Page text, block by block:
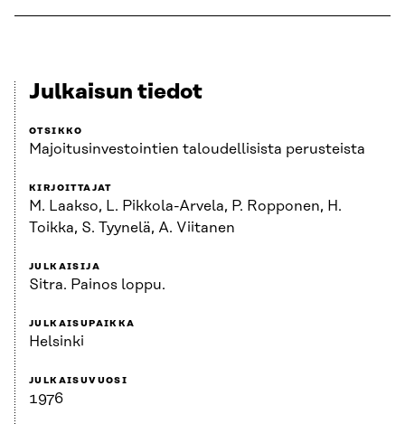
Julkaisun tiedot
OTSIKKO
Majoitusinvestointien taloudellisista perusteista
KIRJOITTAJAT
M. Laakso, L. Pikkola-Arvela, P. Ropponen, H.
Toikka, S. Tyynelä, A. Viitanen
JULKAISIJA
Sitra. Painos loppu.
JULKAISUPAIKKA
Helsinki
JULKAISUVUOSI
1976